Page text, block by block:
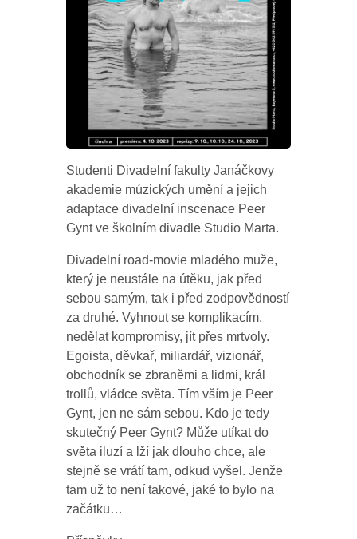
Studenti Divadelní fakulty Janáčkovy
akademie múzických umění a jejich
adaptace divadelní inscenace Peer
Gynt ve školním divadle Studio Marta.
Divadelní road-movie mladého muže,
který je neustále na útěku, jak před
sebou samým, tak i před zodpovědností
za druhé. Vyhnout se komplikacím,
nedělat kompromisy, jít přes mrtvoly.
Egoista, děvkař, miliardář, vizionář,
obchodník se zbraněmi a lidmi, král
trollů, vládce světa. Tím vším je Peer
Gynt, jen ne sám sebou. Kdo je tedy
skutečný Peer Gynt? Může utíkat do
světa iluzí a lží jak dlouho chce, ale
stejně se vrátí tam, odkud vyšel. Jenže
tam už to není takové, jaké to bylo na
začátku…